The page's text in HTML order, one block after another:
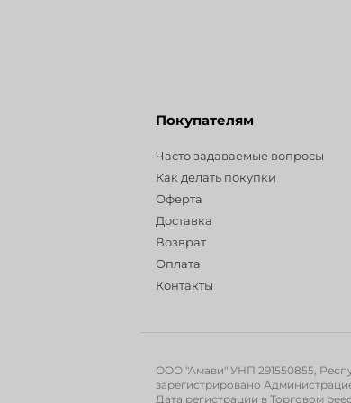
Покупателям
Часто задаваемые вопросы
Как делать покупки
Оферта
Доставка
Возврат
Оплата
Контакты
ООО "Амави" УНП 291550855,
зарегистрировано
Дата регистрации в Торговом